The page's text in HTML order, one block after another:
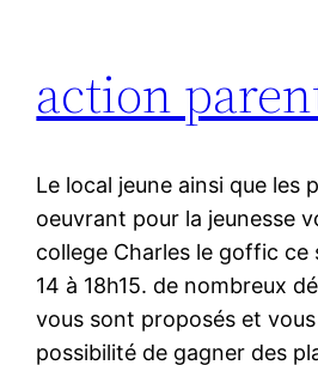
action
Le local jeune ainsi que les
oeuvrant pour la jeunesse
college Charles le goffic ce
14 à 18h15. de nombreux
vous sont proposés et
possibilité de gagner des